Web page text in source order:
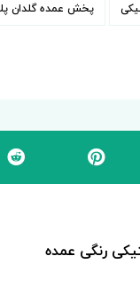
پخش عمده گلدان
رنگی عمده